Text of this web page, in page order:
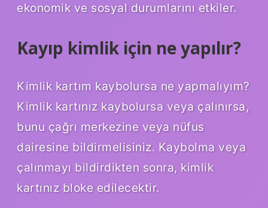
ekonomik ve sosyal durumlarını etkiler.
Kayıp kimlik için ne yapılır?
Kimlik kartım kaybolursa ne yapmalıyım?
Kimlik kartınız kaybolursa veya çalınırsa,
bunu çağrı merkezine veya nüfus
dairesine bildirmelisiniz. Kaybolma veya
çalınmayı bildirdikten sonra, kimlik
kartınız bloke edilecektir.